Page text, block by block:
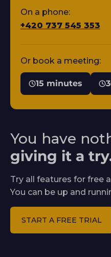
On a phone:
+420 737 545 353
Or book a meeting:
15 minutes
You have
giving it a
Try all features for free
You can be up and
START A FREE TRIAL